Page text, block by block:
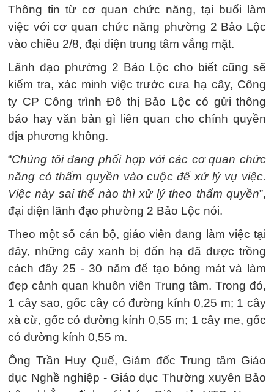
Thông tin từ cơ quan chức năng, tại buổi làm
việc với cơ quan chức năng phường 2 Bảo Lộc
vào chiều 2/8, đại diện trung tâm vắng mặt.
Lãnh đạo phường 2 Bảo Lộc cho biết cũng sẽ
kiểm tra, xác minh việc trước cưa hạ cây, Công
ty CP Công trình Đô thị Bảo Lộc có gửi thông
báo hay văn bản gì liên quan cho chính quyền
địa phương không.
“Chúng tôi đang phối hợp với các cơ quan chức
năng có thẩm quyền vào cuộc để xử lý vụ việc.
Việc này sai thế nào thì xử lý theo thẩm quyền”,
đại diện lãnh đạo phường 2 Bảo Lộc nói.
Theo một số cán bộ, giáo viên đang làm việc tại
đây, những cây xanh bị đốn hạ đã được trồng
cách đây 25 - 30 năm để tạo bóng mát và làm
đẹp cảnh quan khuôn viên Trung tâm. Trong đó,
1 cây sao, gốc cây có đường kính 0,25 m; 1 cây
xà cừ, gốc có đường kính 0,55 m; 1 cây me, gốc
có đường kính 0,55 m.
Ông Trần Huy Quế, Giám đốc Trung tâm Giáo
dục Nghề nghiệp - Giáo dục Thường xuyên Bảo